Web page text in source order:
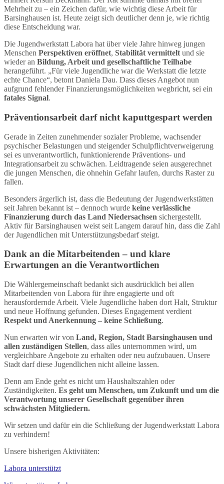
Mehrheit zu – ein Zeichen dafür, wie wichtig diese Arbeit für
Barsinghausen ist. Heute zeigt sich deutlicher denn je, wie richtig
diese Entscheidung war.
Die Jugendwerkstatt Labora hat über viele Jahre hinweg jungen
Menschen Perspektiven eröffnet, Stabilität vermittelt und sie
wieder an Bildung, Arbeit und gesellschaftliche Teilhabe
herangeführt. „Für viele Jugendliche war die Werkstatt die letzte
echte Chance“, betont Daniela Dau. Dass dieses Angebot nun
aufgrund fehlender Finanzierungsmöglichkeiten wegbricht, sei ein
fatales Signal.
Präventionsarbeit darf nicht kaputtgespart werden
Gerade in Zeiten zunehmender sozialer Probleme, wachsender
psychischer Belastungen und steigender Schulpflichtverweigerung
sei es unverantwortlich, funktionierende Präventions- und
Integrationsarbeit zu schwächen. Leidtragende seien ausgerechnet
die jungen Menschen, die ohnehin Gefahr laufen, durchs Raster zu
fallen.
Besonders ärgerlich ist, dass die Bedeutung der Jugendwerkstätten
seit Jahren bekannt ist – dennoch wurde keine verlässliche
Finanzierung durch das Land Niedersachsen sichergestellt.
Aktiv für Barsinghausen weist seit Langem darauf hin, dass die Zahl
der Jugendlichen mit Unterstützungsbedarf steigt.
Dank an die Mitarbeitenden – und klare
Erwartungen an die Verantwortlichen
Die Wählergemeinschaft bedankt sich ausdrücklich bei allen
Mitarbeitenden von Labora für ihre engagierte und oft
herausfordernde Arbeit. Viele Jugendliche haben dort Halt, Struktur
und neue Hoffnung gefunden. Dieses Engagement verdient
Respekt und Anerkennung – keine Schließung.
Nun erwarten wir von Land, Region, Stadt Barsinghausen und
allen zuständigen Stellen, dass alles unternommen wird, um
vergleichbare Angebote zu erhalten oder neu aufzubauen. Unsere
Stadt darf diese Jugendlichen nicht alleine lassen.
Denn am Ende geht es nicht um Haushaltszahlen oder
Zuständigkeiten. Es geht um Menschen, um Zukunft und um die
Verantwortung unserer Gesellschaft gegenüber ihren
schwächsten Mitgliedern.
Wir setzen und dafür ein die Schließung der Jugendwerkstatt Labora
zu verhindern!
Unsere bisherigen Aktivitäten:
Labora unterstützt